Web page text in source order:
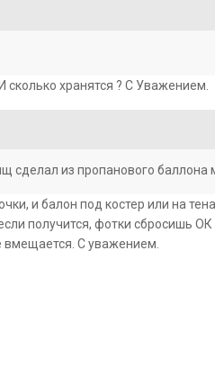
сколько хранятся ? С Уважением.
сделал из пропанового баллона
и балон под костер или на
получится, фотки сбросишь
вмещается. С уважением.